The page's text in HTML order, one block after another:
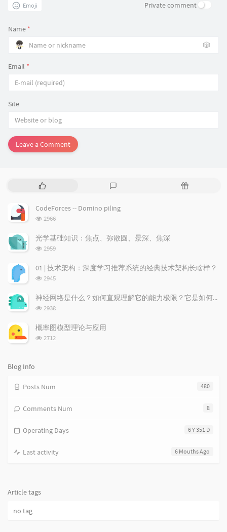
Emoji Private comment
Name *
🎲
Email *
Site
Leave a Comment
P
p
u
a
r
r
t
c
l
s
e
t
m
n
R
t
l
CodeForces -- Domino piling
浏
次
数:
2966
光学基础知识：焦点、弥散圆、景深、焦深
浏
次
数:
2959
01 | 技术架构：深度学习推荐系统的经典技术架构长啥样？
浏
次
数:
2945
神经网络是什么？如何直观理解它的能力极限？它是如何无限逼近真理？
浏
次
数:
2938
概率图模型理论与应用
浏
2712
Blog Info
480
Posts Num
8
Comments Num
6 Y 351 D
Operating Days
6 Mouths Ago
Last activity
Article tags
no tag